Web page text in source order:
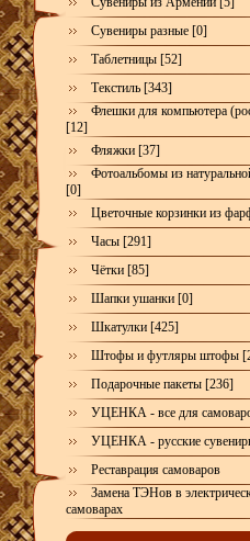
Сувениры разные [0]
Таблетницы [52]
Текстиль [343]
Флешки для компьютера
[12]
Фляжки [37]
Фотоальбомы из
[0]
Цветочные корзинки из
Часы [291]
Чётки [85]
Шапки ушанки [0]
Шкатулки [425]
Штофы и футляры штофы
Подарочные пакеты [236]
УЦЕНКА - все для
УЦЕНКА - русские
Реставрация самоваров
Замена ТЭНов в
самоварах